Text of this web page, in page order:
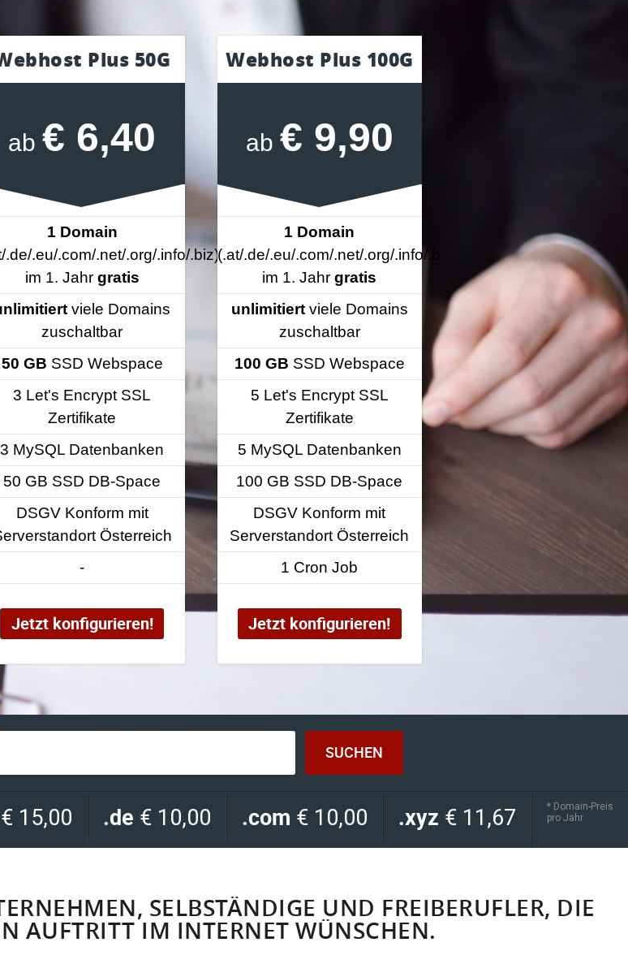
Plus 50G
ab€ 6,40
1 Domain
.de/.eu/.com/.net/.org/.info/.biz)
im 1. Jahr gratis
viele Domains
zuschaltbar
50 GB SSD Webspace
3 Let's Encrypt SSL
Zertifikate
3 MySQL Datenbanken
50 GB SSD DB-Space
DSGV Konform mit
Österreich
-
Jetzt konfigurieren!
Webhost Plus 100G
ab € 9,90
1 Domain
(.at/.de/.eu/.com/.net/.org/.info/.biz)
im 1. Jahrgratis
unlimitiertviele Domains
zuschaltbar
100 GB SSD Webspace
5 Let's Encrypt SSL
Zertifikate
5 MySQL Datenbanken
100 GB SSD DB-Space
DSGV Konform mit
Serverstandort Österreich
1 Cron Job
Jetzt konfigurieren!
€ 15,00 .de € 10,00 .com € 10,00 .xyz € 11,67
* Domain-Preis
pro Jahr
SELBSTÄNDIGE UND FREIBERUFLER, DIE
AUFTRITT IM INTERNET WÜNSCHEN.